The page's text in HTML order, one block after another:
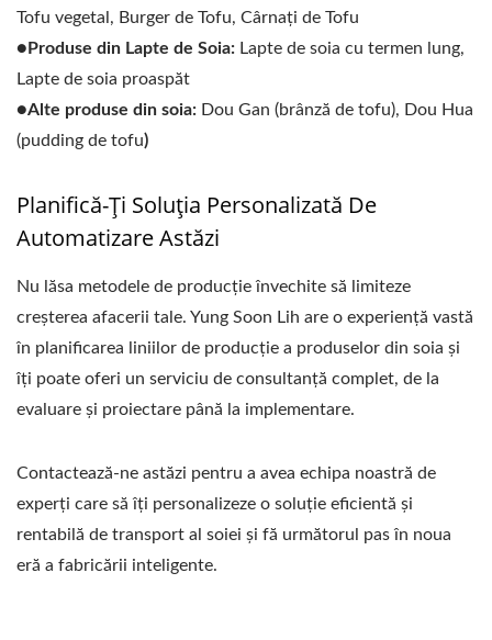
Tofu vegetal, Burger de Tofu, Cârnați de Tofu
●Produse din Lapte de Soia: Lapte de soia cu termen lung,
Lapte de soia proaspăt
●Alte produse din soia: Dou Gan (brânză de tofu), Dou Hua
(pudding de tofu)
Planifică-Ți Soluția Personalizată De
Automatizare Astăzi
Nu lăsa metodele de producție învechite să limiteze
creșterea afacerii tale. Yung Soon Lih are o experiență vastă
în planificarea liniilor de producție a produselor din soia și
îți poate oferi un serviciu de consultanță complet, de la
evaluare și proiectare până la implementare.
Contactează-ne astăzi pentru a avea echipa noastră de
experți care să îți personalizeze o soluție eficientă și
rentabilă de transport al soiei și fă următorul pas în noua
eră a fabricării inteligente.